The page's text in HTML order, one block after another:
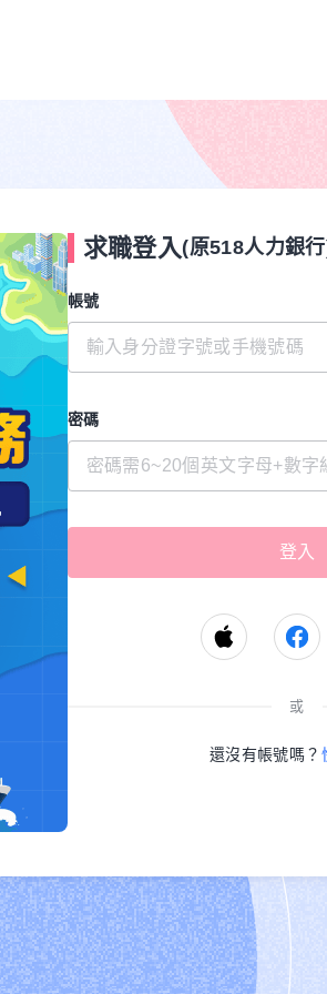
求職登入(原518人力銀
帳號
密碼
或
還沒有帳號嗎？